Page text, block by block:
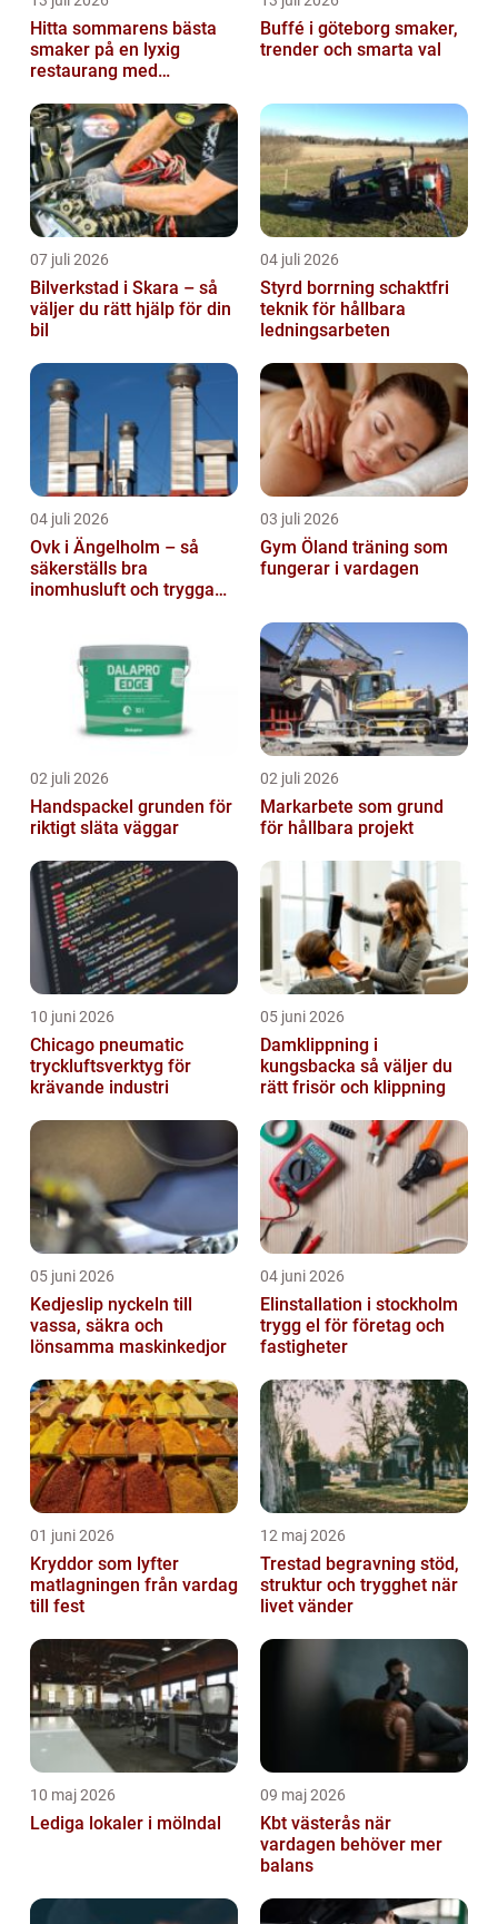
Hitta sommarens bästa
smaker på en lyxig
restaurang med
Östermalm
Buffé i göteborg smaker,
trender och smarta val
07 juli 2026
Bilverkstad i Skara – så
väljer du rätt hjälp för din
bil
04 juli 2026
Styrd borrning schaktfri
teknik för hållbara
ledningsarbeten
04 juli 2026
Ovk i Ängelholm – så
säkerställs bra
inomhusluft och trygga
03 juli 2026
Gym Öland träning som
fungerar i vardagen
02 juli 2026
Handspackel grunden för
riktigt släta väggar
02 juli 2026
Markarbete som grund
för hållbara projekt
10 juni 2026
Chicago pneumatic
tryckluftsverktyg för
krävande industri
05 juni 2026
Damklippning i
kungsbacka så väljer du
rätt frisör och klippning
05 juni 2026
Kedjeslip nyckeln till
vassa, säkra och
lönsamma maskinkedjor
04 juni 2026
Elinstallation i stockholm
trygg el för företag och
fastigheter
01 juni 2026
Kryddor som lyfter
matlagningen från vardag
till fest
12 maj 2026
Trestad begravning stöd,
struktur och trygghet när
livet vänder
10 maj 2026
Lediga lokaler i mölndal
09 maj 2026
Kbt västerås när
vardagen behöver mer
balans